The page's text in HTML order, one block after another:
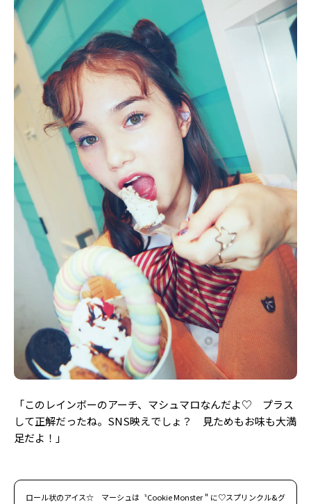
「このレインボーのアーチ、マシュマロなんだよ♡ プラス
して正解だったね。SNS映えでしょ？ 見ためもお味も大満
足だよ！」
ロール状のアイス☆ マーシュは〝Cookie Monster＂に♡スプリンクル&グ